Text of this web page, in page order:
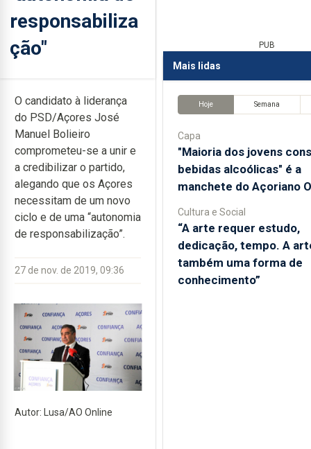
responsabiliza
ção"
O candidato à liderança
do PSD/Açores José
Manuel Bolieiro
comprometeu-se a unir e
a credibilizar o partido,
alegando que os Açores
necessitam de um novo
ciclo e de uma “autonomia
de responsabilização”.
27 de nov. de 2019, 09:36
Autor: Lusa/AO Online
PUB
Mais lidas
Hoje Semana
Capa
"Maioria dos jovens
bebidas alcoólicas" é a
manchete do Açoriano
Cultura e Social
“A arte requer estudo,
dedicação, tempo. A
também uma forma de
conhecimento”